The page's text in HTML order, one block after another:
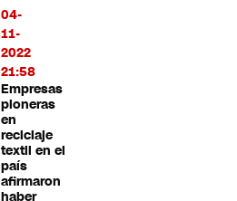
04-
11-
2022
21:58
Empresas
pioneras
en
reciclaje
textil en el
país
afirmaron
haber